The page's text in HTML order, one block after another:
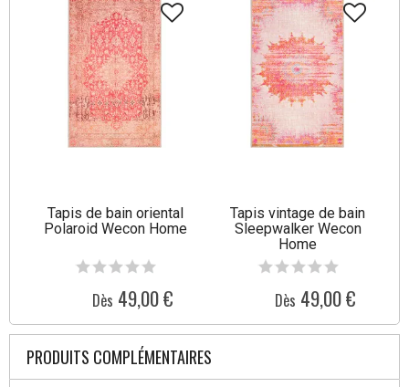
Tapis de bain oriental
Polaroid Wecon Home
Dès 49,00 €
Tapis vintage de bain
Sleepwalker Wecon
Home
Dès 49,00 €
PRODUITS COMPLÉMENTAIRES